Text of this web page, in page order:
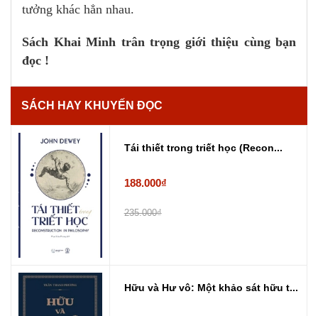
tưởng khác hẳn nhau.
Sách Khai Minh trân trọng giới thiệu cùng bạn
đọc !
SÁCH HAY KHUYẾN ĐỌC
Tái thiết trong triết học (Recon...
188.000₫
235.000₫
Hữu và Hư vô: Một khảo sát hữu t...